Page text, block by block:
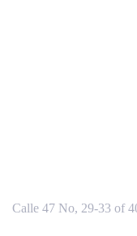
Calle 47 No, 29-33 of